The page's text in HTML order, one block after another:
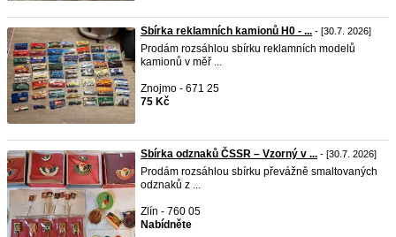
Sbírka reklamních kamionů H0 - ... - [30.7. 2026]
Prodám rozsáhlou sbírku reklamních modelů
kamionů v měř ...
Znojmo - 671 25
75 Kč
Sbírka odznaků ČSSR – Vzorný v ... - [30.7. 2026]
Prodám rozsáhlou sbírku převážně smaltovaných
odznaků z ...
Zlín - 760 05
Nabídněte